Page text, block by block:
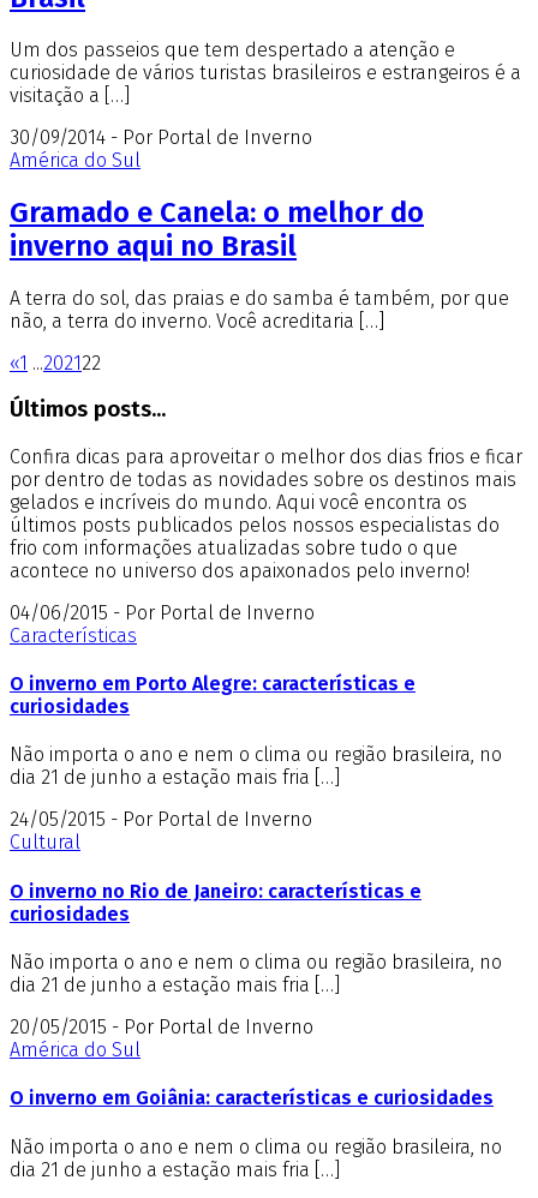
Um dos passeios que tem despertado a atenção e
curiosidade de vários turistas brasileiros e estrangeiros é a
visitação a […]
30/09/2014 - Por Portal de Inverno
América do Sul
Gramado e Canela: o melhor do
inverno aqui no Brasil
A terra do sol, das praias e do samba é também, por que
não, a terra do inverno. Você acreditaria […]
«1 ...202122
Últimos posts...
Confira dicas para aproveitar o melhor dos dias frios e ficar
por dentro de todas as novidades sobre os destinos mais
gelados e incríveis do mundo. Aqui você encontra os
últimos posts publicados pelos nossos especialistas do
frio com informações atualizadas sobre tudo o que
acontece no universo dos apaixonados pelo inverno!
04/06/2015 - Por Portal de Inverno
Características
O inverno em Porto Alegre: características e
curiosidades
Não importa o ano e nem o clima ou região brasileira, no
dia 21 de junho a estação mais fria […]
24/05/2015 - Por Portal de Inverno
Cultural
O inverno no Rio de Janeiro: características e
curiosidades
Não importa o ano e nem o clima ou região brasileira, no
dia 21 de junho a estação mais fria […]
20/05/2015 - Por Portal de Inverno
América do Sul
O inverno em Goiânia: características e curiosidades
Não importa o ano e nem o clima ou região brasileira, no
dia 21 de junho a estação mais fria […]